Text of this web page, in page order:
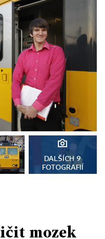
DALŠÍCH 9
FOTOGRAFIÍ
mozek